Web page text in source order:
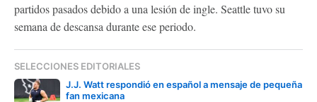
partidos pasados debido a una lesión de ingle. Seattle tuvo su
semana de descansa durante ese periodo.
SELECCIONES EDITORIALES
J.J. Watt respondió en español a mensaje de pequeña
fan mexicana